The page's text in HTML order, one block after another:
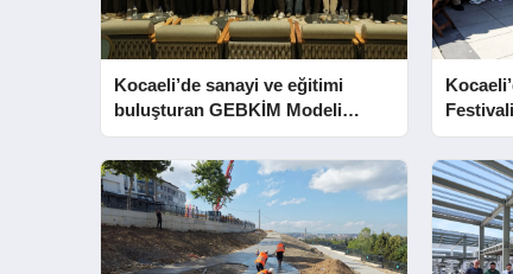
Kocaeli’de sanayi ve eğitimi
buluşturan GEBKİM Modeli
tanıtıldı
Açtı